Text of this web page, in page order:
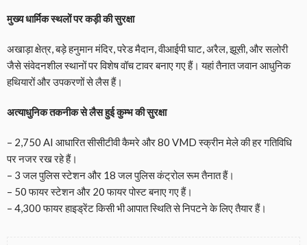
मुख्य धार्मिक स्थलों पर कड़ी की सुरक्षा
अखाड़ा क्षेत्र, बड़े हनुमान मंदिर, परेड मैदान, वीआईपी घाट, अरैल, झूसी, और सलोरी
जैसे संवेदनशील स्थानों पर विशेष वॉच टावर बनाए गए हैं। यहां तैनात जवान आधुनिक
हथियारों और उपकरणों से लैस हैं।
अत्याधुनिक तकनीक से लैस हुई कुम्भ की सुरक्षा
– 2,750 AI आधारित सीसीटीवी कैमरे और 80 VMD स्क्रीन मेले की हर गतिविधि
पर नजर रख रहे हैं।
– 3 जल पुलिस स्टेशन और 18 जल पुलिस कंट्रोल रूम तैनात हैं।
– 50 फायर स्टेशन और 20 फायर पोस्ट बनाए गए हैं।
– 4,300 फायर हाइड्रेंट किसी भी आपात स्थिति से निपटने के लिए तैयार हैं।